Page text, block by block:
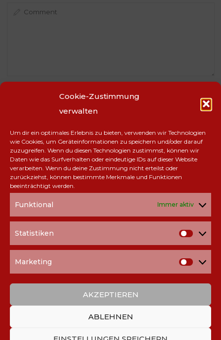
Cookie-Zustimmung
verwalten
Um dir ein optimales Erlebnis zu bieten, verwenden wir Technologien
wie Cookies, um Geräteinformationen zu speichern und/oder darauf
zuzugreifen. Wenn du diesen Technologien zustimmst, können wir
Daten wie das Surfverhalten oder eindeutige IDs auf dieser Website
verarbeiten. Wenn du deine Zustimmung nicht erteilst oder
zurückziehst, können bestimmte Merkmale und Funktionen
beeinträchtigt werden.
Funktional Immer aktiv
Statistiken
Marketing
AKZEPTIEREN
ABLEHNEN
Save my name, email, and site URL in my browser for next time I
post a comment.
TEILE UNS!